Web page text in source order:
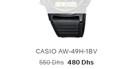
CASIO AW-49H-1BV
550Dhs Le
480 DhsLe